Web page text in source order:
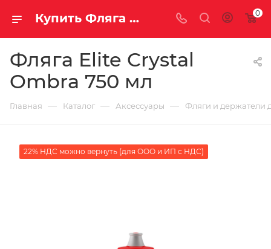
Купить Фляга Elite Crystal Ombra 750 мл за рублей, а со скидкой 0
Фляга Elite Crystal
Ombra 750 мл
Главная — Каталог — Аксессуары — Фляги и держатели
22% НДС можно вернуть (для ООО и ИП с НДС)